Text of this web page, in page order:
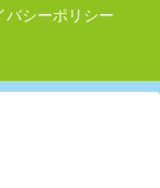
バシーポリシー